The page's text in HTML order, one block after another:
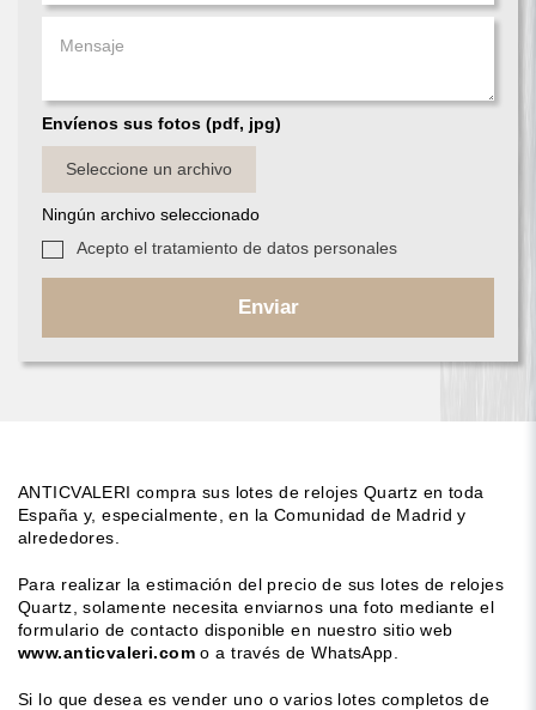
Envíenos sus fotos (pdf, jpg)
Seleccione un archivo
Ningún archivo seleccionado
Acepto el tratamiento de datos personales
Enviar
ANTICVALERI compra sus lotes de relojes Quartz en toda
España y, especialmente, en la Comunidad de Madrid y
alrededores.
Para realizar la estimación del precio de sus lotes de relojes
Quartz, solamente necesita enviarnos una foto mediante el
formulario de contacto disponible en nuestro sitio web
www.anticvaleri.como a través de WhatsApp.
Si lo que desea es vender uno o varios lotes completos de